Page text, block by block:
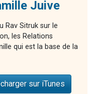
Juive
Rav Sitruk sur le
les Relations
qui est la base de la
sur iTunes